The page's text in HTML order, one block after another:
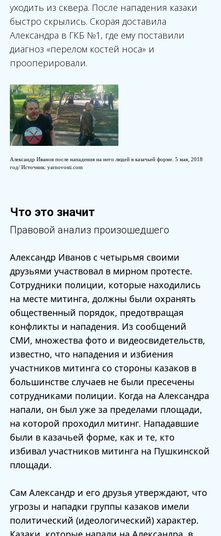
уходить из сквера. После нападения казаки
быстро скрылись. Скорая доставила
Александра в ГКБ №1, где ему поставили
диагноз «перелом костей носа» и
прооперировали.
Александр Иванов после нападения на него людей в казачьей форме. 5 мая, 2018
год/ Источник: yarnovosti.com
Что это значит
Правовой анализ произошедшего
Александр Иванов с четырьмя своими
друзьями участвовал в мирном протесте.
Сотрудники полиции, которые находились
на месте митинга, должны были охранять
общественный порядок, предотвращая
конфликты и нападения. Из сообщений
СМИ, множества фото и видеосвидетельств,
известно, что нападения и избиения
участников митинга со стороны казаков в
большинстве случаев не были пресечены
сотрудниками полиции. Когда на Александра
напали, он был уже за пределами площади,
на которой проходил митинг. Нападавшие
были в казачьей форме, как и те, кто
избивал участников митинга на Пушкинской
площади.
Сам Александр и его друзья утверждают, что
угрозы и нападки группы казаков имели
политический (идеологический) характер.